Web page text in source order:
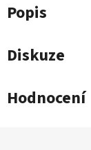
Popis
Diskuze
Hodnocení